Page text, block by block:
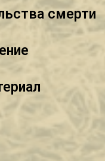
смерти